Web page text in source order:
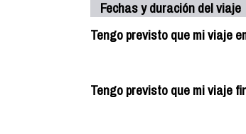
Fechas y duración del viaje
Tengo previsto que mi viaje
Tengo previsto que mi viaje